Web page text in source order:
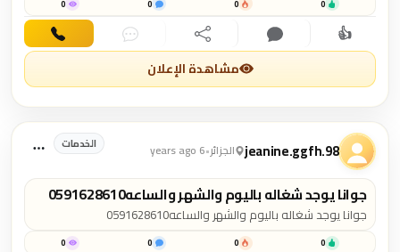
0
0
0
0
👍اهتمام تعليق مشاركة دردشة اتصال
مشاهدة الإعلان
jeanine.ggfh.98 الجزائر•
6 years ago الخدمات
جوانا يوجد شغاله باليوم والشهر والساعه0591628610
جوانا يوجد شغاله باليوم والشهر والساعه0591628610
0
0
0
0